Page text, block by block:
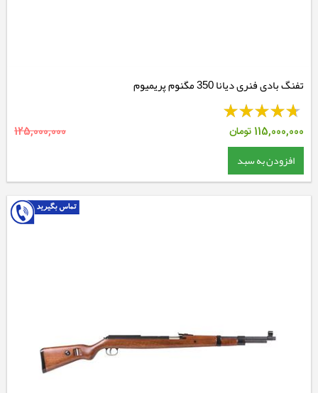
تفنگ بادی فنری دیانا 350 مگنوم پریمیوم
115,000,000 تومان 125,000,000
افزودن به سبد